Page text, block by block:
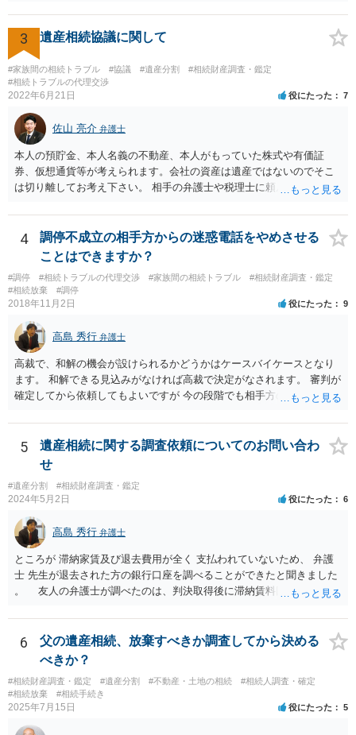
(例えば、○○のときにお姉さんは亡くなった方からお金を援助してもら
った等)、それも書くとよいです。 書かない方が良いと思うことは、遺
産分割に関係ない(と思われる)いきさつを沢山盛り込むことだと考えま
す(あくまで遺産分割に関係することに留める方が、裁判所や調停委員
の方に事情を理解してもらいやすいと思います)。
3 遺産相続協議に関して
#家族間の相続トラブル #協議 #遺産分割
#相続財産調査・鑑定
#相続トラブルの代理交渉
2022年6月21日 役にたった 7
佐山 亮介 弁護士
本人の預貯金、本人名義の不動産、本人がもっていた株式や有価証
券、仮想通貨等が考えられます。会社の資産は遺産ではないのでそこ
は切り離してお考え下さい。 相手の弁護士や税理士に頼んでも守秘義
意に開示を求め、応じなければ「調査嘱託」という手続きを使って銀
行等に照会をかけることになるでしょう。 不動産は、相続登記が済ん
でいなければ市役所ないし区役所に、お子様と義父様のつながりがわ
かる戸籍一式を揃えてもちこみ、「名寄せ」という手続きをすると、
分かると思います。遺産分割協議書の偽造等により既に相続登記され
てしまっている場合は、住所などに当たりをつけて登記名義を調べて
すが、現代では、各々が自由に価格設定をしていますので、特に相場
はお示しできません。ただし、かつて日本弁護士連合会が設けていた
報酬基準を踏まえて価格設定している弁護士は一定数いると思います
ので、それが一応の目安となるでしょう。
4
調停不成立の相手方からの迷惑電話をやめさせる
ことはできますか？
#調停 #相続トラブルの代理交渉 #家族間の相続トラブル
#相続財産調査・鑑定
#相続放棄
#調停
2018年11月2日 役にたった 9
高島 秀行 弁護士
高裁で、和解の機会が設けられるかどうかはケースバイケースとなり
ます。 和解できる見込みがなければ高裁で決定がなされます。 審判が
確定してから依頼してもよいですが 今の段階でも相手方の連絡が迷惑
5
遺産相続に関する調査依頼についてのお問い合わ
せ
#遺産分割 #相続財産調査・鑑定
2024年5月2日 役にたった 6
高島 秀行 弁護士
ところが 滞納家賃及び退去費用が全く 支払われていないため、 弁護
士 先生が退去された方の銀行口座を調べることができたと聞きました
。 友人の弁護士が調べたのは、判決取得後に滞納賃料回収のため
預金の入出金履歴を調べたわけではありません。 残念ながら、事案
や目的も異なりますし、開示の内容も異なります。
6
父の遺産相続、放棄すべきか調査してから決める
べきか？
#相続財産調査・鑑定 #遺産分割 #不動産・土地の相続
#相続人調査・確定
#相続放棄
#相続手続き
2025年7月15日 役にたった 5